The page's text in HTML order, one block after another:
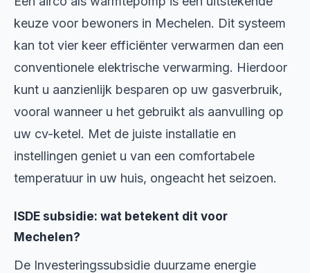
keuze voor bewoners in Mechelen. Dit systeem
kan tot vier keer efficiënter verwarmen dan een
conventionele elektrische verwarming. Hierdoor
kunt u aanzienlijk besparen op uw gasverbruik,
vooral wanneer u het gebruikt als aanvulling op
uw cv-ketel. Met de juiste installatie en
instellingen geniet u van een comfortabele
temperatuur in uw huis, ongeacht het seizoen.
ISDE subsidie: wat betekent dit voor
Mechelen?
De Investeringssubsidie duurzame energie